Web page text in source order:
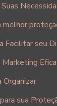
melhor
seu
sua